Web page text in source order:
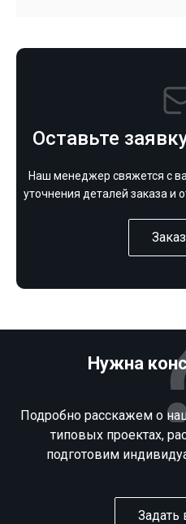
Оставьте
Наш менеджер свяжется с
уточнения деталей заказа и
Нужна
Подробно расскажем о
типовых проектах,
подготовим
Задать